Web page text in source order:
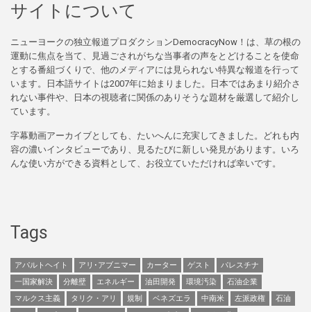
サイトについて
ニューヨークの独立報道プロダクションDemocracyNow！は、草の根の
運動に焦点を当て、見過ごされがちな当事者の声をとどけることを使命
とする番組づくりで、他のメディアには見られない特異な報道を行って
います。日本語サイトは2007年に始まりました。日本ではあまり紹介さ
れない事件や、日本の視聴者に関係のありそうな題材を厳選して紹介し
ています。
字幕動画アーカイブとしても、たいへんに充実してきました。どれも内
容の濃いインタビューであり、見るたびに新しい発見があります。いろ
んな使い方ができる資料として、お役立ていただければ幸いです。
Tags
アパルトヘイト アリ･アブニマー カーター ゲスト
パレスチナ
一国家解決
分離壁 エネルギー 油田開発 環境汚染
石油企業
マルクス主義
タリク・アリ 規制 ベネズエラ 中南米 左派政権
石油